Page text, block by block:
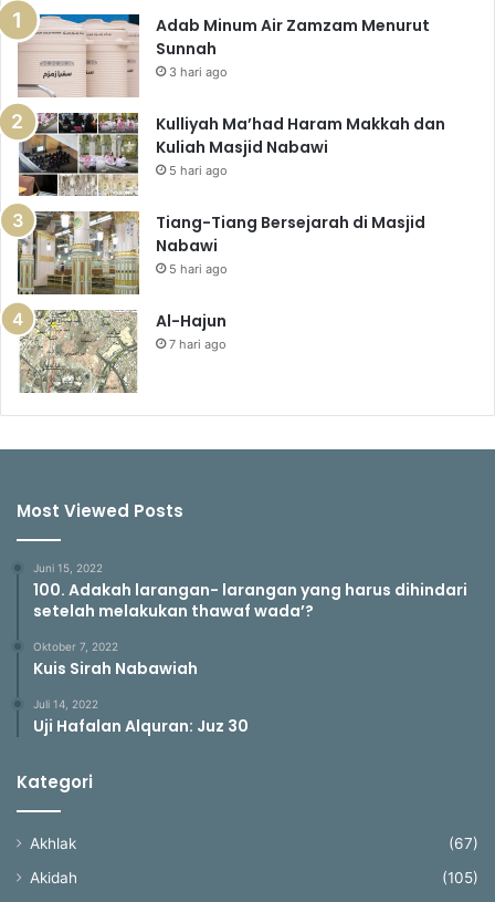
Adab Minum Air Zamzam Menurut
Sunnah
3 hari ago
Kulliyah Ma’had Haram Makkah dan
Kuliah Masjid Nabawi
5 hari ago
Tiang-Tiang Bersejarah di Masjid
Nabawi
5 hari ago
Al-Hajun
7 hari ago
Most Viewed Posts
Juni 15, 2022
100. Adakah larangan- larangan yang harus dihindari
setelah melakukan thawaf wada’?
Oktober 7, 2022
Kuis Sirah Nabawiah
Juli 14, 2022
Uji Hafalan Alquran: Juz 30
Kategori
Akhlak
(67)
Akidah
(105)